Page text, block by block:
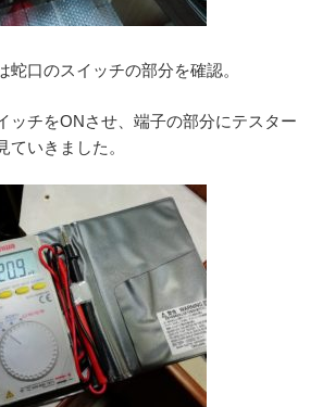
蛇口のスイッチの部分を確認。
ッチをONさせ、端子の部分にテスター
ていきました。